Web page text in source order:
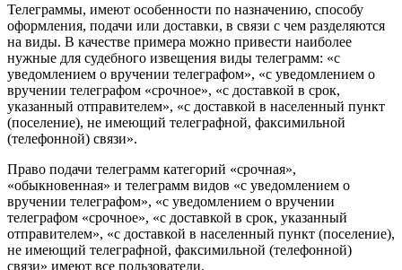
Телеграммы, имеют особенности по назначению, способу
оформления, подачи или доставки, в связи с чем разделяются
на виды. В качестве примера можно привести наиболее
нужные для судебного извещения виды телеграмм: «с
уведомлением о вручении телеграфом», «с уведомлением о
вручении телеграфом «срочное», «с доставкой в срок,
указанный отправителем», «с доставкой в населенный пункт
(поселение), не имеющий телеграфной, факсимильной
(телефонной) связи».
Право подачи телеграмм категорий «срочная»,
«обыкновенная» и телеграмм видов «с уведомлением о
вручении телеграфом», «с уведомлением о вручении
телеграфом «срочное», «с доставкой в срок, указанный
отправителем», «с доставкой в населенный пункт (поселение),
не имеющий телеграфной, факсимильной (телефонной)
связи» имеют все пользователи.